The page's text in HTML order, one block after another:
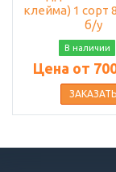
клейма) 1 сорт
б/у
В наличии
Цена от
ЗАКАЗАТЬ